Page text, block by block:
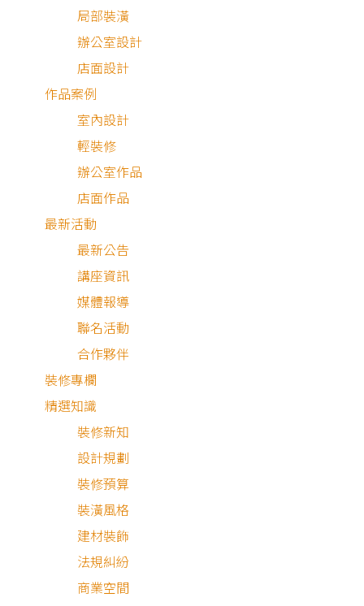
局部裝潢
辦公室設計
店面設計
作品案例
室內設計
輕裝修
辦公室作品
店面作品
最新活動
最新公告
講座資訊
媒體報導
聯名活動
合作夥伴
裝修專欄
精選知識
裝修新知
設計規劃
裝修預算
裝潢風格
建材裝飾
法規糾紛
商業空間
現代風